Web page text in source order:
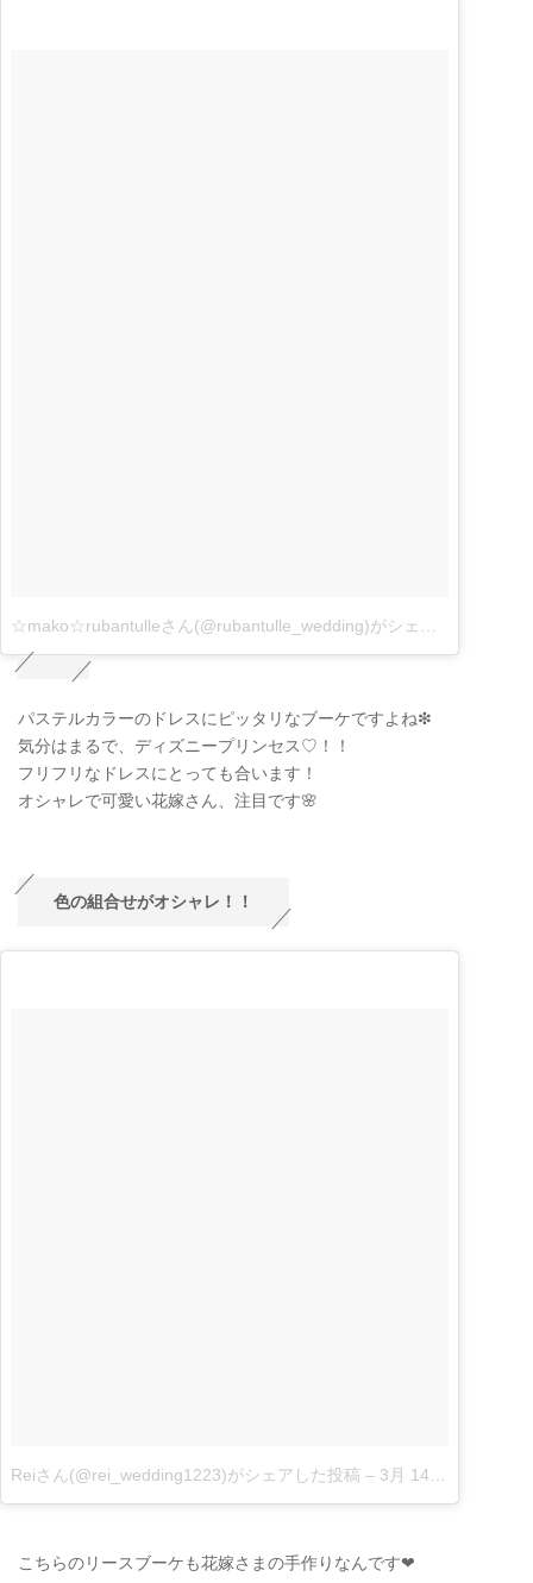
パステルカラーのドレスにピッタリなブーケですよね❇︎
気分はまるで、ディズニープリンセス♡！！
フリフリなドレスにとっても合います！
オシャレで可愛い花嫁さん、注目です🌸
色の組合せがオシャレ！！
Reiさん(@rei_wedding1223)がシェアした投稿 – 3月 14, 2018 at 7:57午後 PDT
こちらのリースブーケも花嫁さまの手作りなんです❤︎